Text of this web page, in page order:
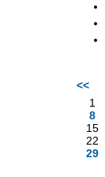
<<
1
8
15
22
29